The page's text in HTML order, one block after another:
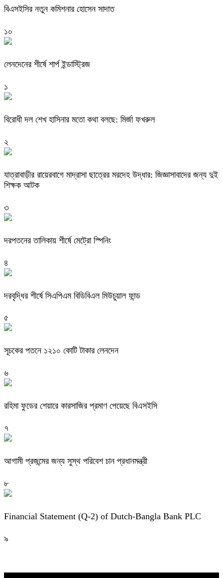
বিএসইসির নতুন কমিশনার হোসেন সাদাত
১০
লেনদেনের শীর্ষে শার্প ইন্ডাস্ট্রিজ
১
বিরোধী দল শেখ হাসিনার মতো কথা বলছে: মির্জা ফখরুল
২
যাত্রাবাড়ীর রায়েরবাগে মাদ্রাসা ছাত্রের মরদেহ উদ্ধার: জিজ্ঞাসাবাদের জন্য দুই
শিক্ষক আটক
৩
দরপতনের তালিকায় শীর্ষে মেট্রো স্পিনিং
৪
দরবৃদ্ধির শীর্ষে সিএপিএম বিডিবিএল মিউচুয়াল ফান্ড
৫
সূচকের পতনে ১২১০ কোটি টাকার লেনদেন
৬
রহিমা ফুডের শেয়ারে কারসাজির প্রমাণ পেয়েছে বিএসইসি
৭
আগামী প্রজন্মের জন্য সুস্থ পরিবেশ চান প্রধানমন্ত্রী
৮
Financial Statement (Q-2) of Dutch-Bangla Bank PLC
৯